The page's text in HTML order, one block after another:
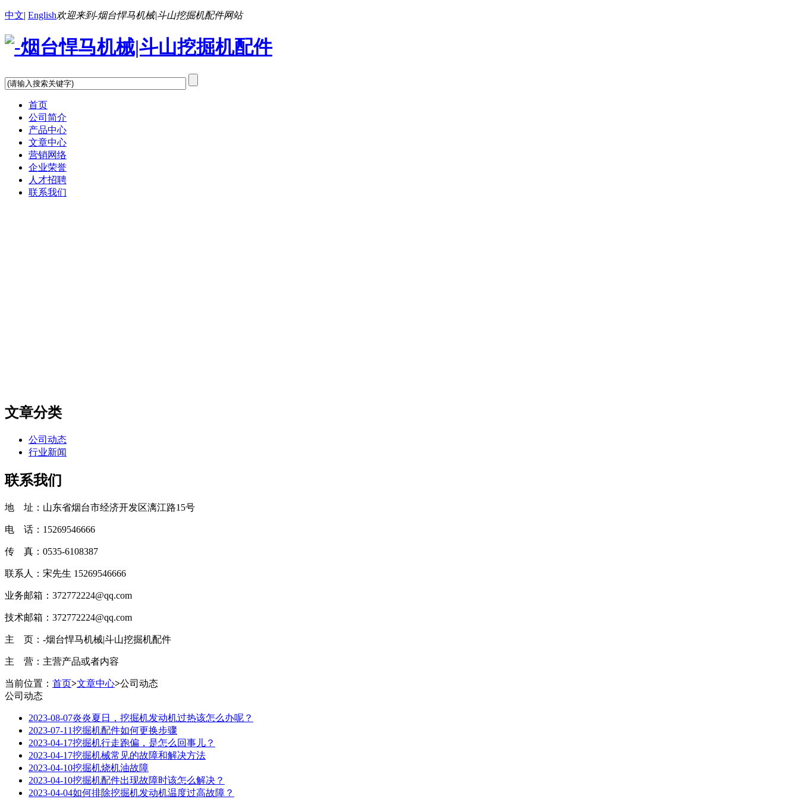
中文| English欢迎来到-烟台悍马机械|斗山挖掘机配件网站
首页
公司简介
产品中心
文章中心
营销网络
企业荣誉
人才招聘
联系我们
文章分类
公司动态
行业新闻
联系我们
地 址：山东省烟台市经济开发区漓江路15号
电 话：15269546666
传 真：0535-6108387
联系人：宋先生 15269546666
业务邮箱：372772224@qq.com
技术邮箱：372772224@qq.com
主 页：-烟台悍马机械|斗山挖掘机配件
主 营：主营产品或者内容
当前位置： 首页>文章中心>公司动态
公司动态
2023-08-07炎炎夏日，挖掘机发动机过热该怎么办呢？
2023-07-11挖掘机配件如何更换步骤
2023-04-17挖掘机行走跑偏，是怎么回事儿？
2023-04-17挖掘机械常见的故障和解决方法
2023-04-10挖掘机烧机油故障
2023-04-10挖掘机配件出现故障时该怎么解决？
2023-04-04如何排除挖掘机发动机温度过高故障？